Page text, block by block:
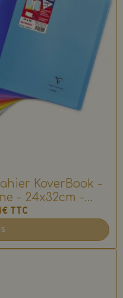
KoverBook -
- 24x32cm -
- 96 pages -
TTC